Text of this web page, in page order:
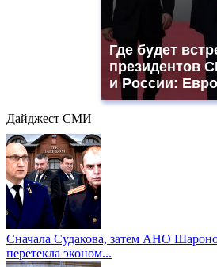
Где будет
президентов
и России:
Дайджест СМИ
Сначала Судакова, затем АНО
перетекла эконом...